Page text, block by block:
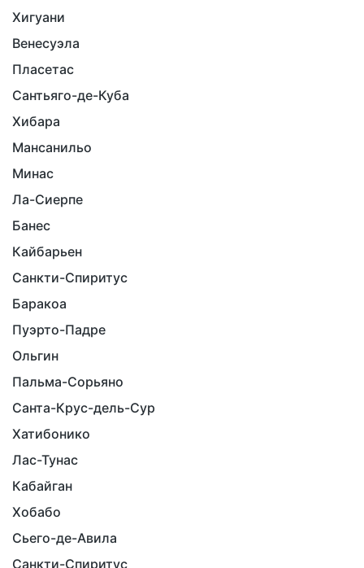
Хигуани
Венесуэла
Пласетас
Сантьяго-де-Куба
Хибара
Мансанильо
Минас
Ла-Сиерпе
Банес
Кайбарьен
Санкти-Спиритус
Баракоа
Пуэрто-Падре
Ольгин
Пальма-Сорьяно
Санта-Крус-дель-Сур
Хатибонико
Лас-Тунас
Кабайган
Хобабо
Сьего-де-Авила
Санкти-Спиритус